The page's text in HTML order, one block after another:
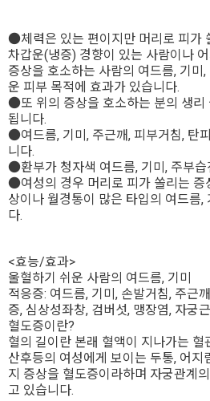
●체력은 있는 편이지만 머리로 피가
차갑운(냉증) 경향이 있는 사람이나
증상을 호소하는 사람의 여드름, 기미
운 피부 목적에 효과가 있습니다.
●또 위의 증상을 호소하는 분의 생리
됩니다.
●여드름, 기미, 주근깨, 피부거침, 탄
니다.
●환부가 청자색 여드름, 기미, 주부
●여성의 경우 머리로 피가 쏠리는 증
상이나 월경통이 많은 타입의 여드름,
다.
<효능/효과>
울혈하기 쉬운 사람의 여드름, 기미
적응증: 여드름, 기미, 손발거침, 주근
증, 심상성좌창, 검버섯, 맹장염, 자궁
혈도증이란?
혈의 길이란 본래 혈액이 지나가는
산후등의 여성에게 보이는 두통, 어
지 증상을 혈도증이라하며 자궁관계
고 있습니다.